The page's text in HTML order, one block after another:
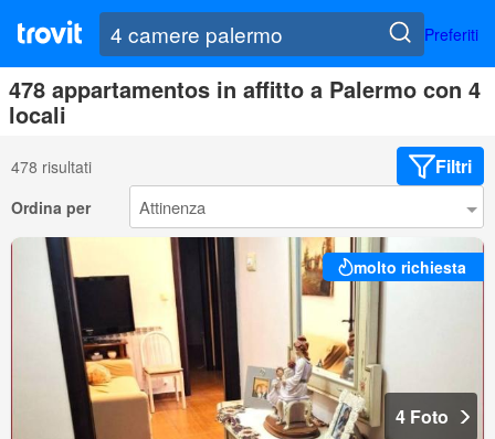
Preferiti
478 appartamentos in affitto a Palermo con 4
locali
478 risultati Filtri
Ordina per
molto richiesta
4 Foto